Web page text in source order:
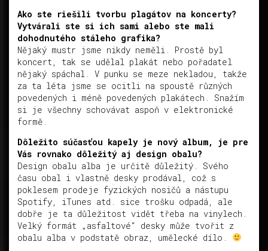
Ako ste riešili tvorbu plagátov na koncerty?
Vytvárali ste si ich sami alebo ste mali
dohodnutého stáleho grafika?
Nějaký mustr jsme nikdy neměli. Prostě byl
koncert, tak se udělal plakát nebo pořadatel
nějaký spáchal. V punku se meze nekladou, takže
za ta léta jsme se ocitli na spoustě různých
povedených i méně povedených plakátech. Snažím
si je všechny schovávat aspoň v elektronické
formě.
Dôležito súčasťou kapely je nový album, je pre
Vás rovnako dôležitý aj design obalu?
Design obalu alba je určitě důležitý. Svého
času obal i vlastně desky prodával, což s
poklesem prodeje fyzických nosičů a nástupu
Spotify, iTunes atd. sice trošku odpadá, ale
dobře je ta důležitost vidět třeba na vinylech.
Velký formát „asfaltové“ desky může tvořit z
obalu alba v podstatě obraz, umělecké dílo.